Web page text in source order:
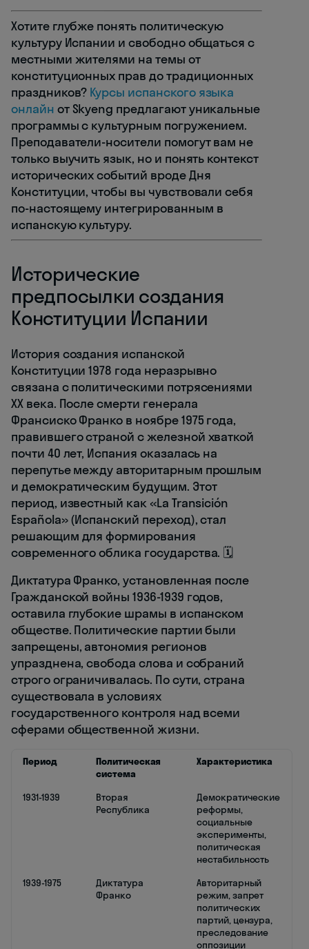
Хотите глубже понять политическую
культуру Испании и свободно общаться с
местными жителями на темы от
конституционных прав до традиционных
праздников? Курсы испанского языка
онлайн от Skyeng предлагают уникальные
программы с культурным погружением.
Преподаватели-носители помогут вам не
только выучить язык, но и понять контекст
исторических событий вроде Дня
Конституции, чтобы вы чувствовали себя
по-настоящему интегрированным в
испанскую культуру.
Исторические
предпосылки создания
Конституции Испании
История создания испанской
Конституции 1978 года неразрывно
связана с политическими потрясениями
XX века. После смерти генерала
Франсиско Франко в ноябре 1975 года,
правившего страной с железной хваткой
почти 40 лет, Испания оказалась на
перепутье между авторитарным прошлым
и демократическим будущим. Этот
период, известный как «La Transición
Española» (Испанский переход), стал
решающим для формирования
современного облика государства. 🗓️
Диктатура Франко, установленная после
Гражданской войны 1936-1939 годов,
оставила глубокие шрамы в испанском
обществе. Политические партии были
запрещены, автономия регионов
упразднена, свобода слова и собраний
строго ограничивалась. По сути, страна
существовала в условиях
государственного контроля над всеми
сферами общественной жизни.
Период
Политическая
система
Характеристика
1931-1939
Вторая
Республика
Демократические
реформы,
социальные
эксперименты,
политическая
нестабильность
1939-1975
Диктатура
Франко
Авторитарный
режим, запрет
политических
партий, цензура,
преследование
оппозиции